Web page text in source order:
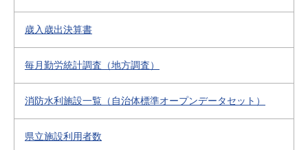
歳入歳出決算書
毎月勤労統計調査（地方調査）
消防水利施設一覧（自治体標準オープンデータセット）
県立施設利用者数